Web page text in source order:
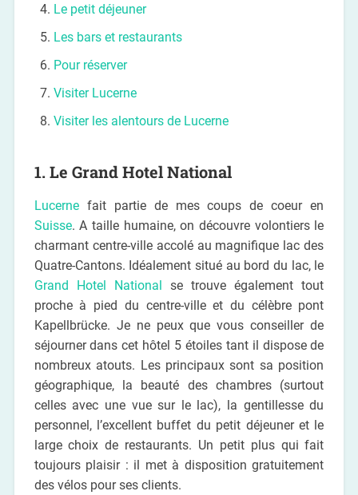
Le petit déjeuner
Les bars et restaurants
Pour réserver
Visiter Lucerne
Visiter les alentours de Lucerne
1. Le Grand Hotel National
Lucernefait partie de mes coups de coeur en
Suisse. A taille humaine, on découvre volontiers le
charmant centre-ville accolé au magnifique lac des
Quatre-Cantons. Idéalement situé au bord du lac, le
Grand Hotel National se trouve également tout
proche à pied du centre-ville et du célèbre pont
Kapellbrücke. Je ne peux que vous conseiller de
séjourner dans cet hôtel 5 étoiles tant il dispose de
nombreux atouts. Les principaux sont sa position
géographique, la beauté des chambres (surtout
celles avec une vue sur le lac), la gentillesse du
personnel, l’excellent buffet du petit déjeuner et le
large choix de restaurants. Un petit plus qui fait
toujours plaisir : il met à disposition gratuitement
des vélos pour ses clients.